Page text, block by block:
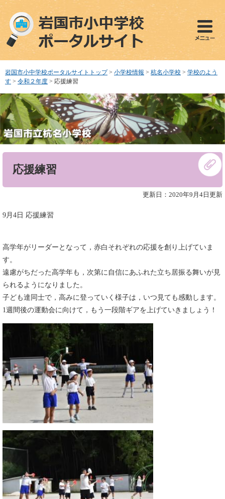
ペ
で
す
メ
ば
し
本
文
へ
岩国市小中学校ポータルサイトトップ > 小学校情報 > 杭名小学校 > 学校のよう
す > 令和２年度 > 応援練習
応援練習
更新日：2020年9月4日更新
9月4日 応援練習
高学年がリーダーとなって，赤白それぞれの応援を創り上げていま
す。
遠慮がちだった高学年も，次第に自信にあふれた立ち居振る舞いが見
られるようになりました。
子ども達同士で，高みに登っていく様子は，いつ見ても感動します。
1週間後の運動会に向けて，もう一段階ギアを上げていきましょう！